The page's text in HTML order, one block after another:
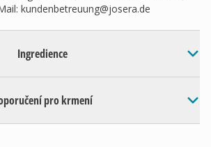
kundenbetreuung@josera.de
Ingredience
pro krmení